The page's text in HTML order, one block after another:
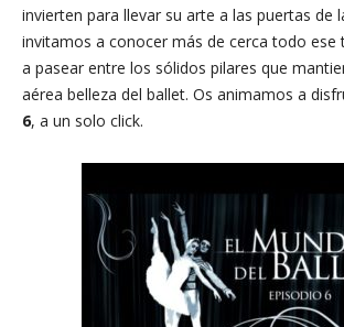
invierten para llevar su arte a las puertas de
invitamos a conocer más de cerca todo ese
a pasear entre los sólidos pilares que
aérea belleza del ballet. Os animamos a
6, a un solo click.